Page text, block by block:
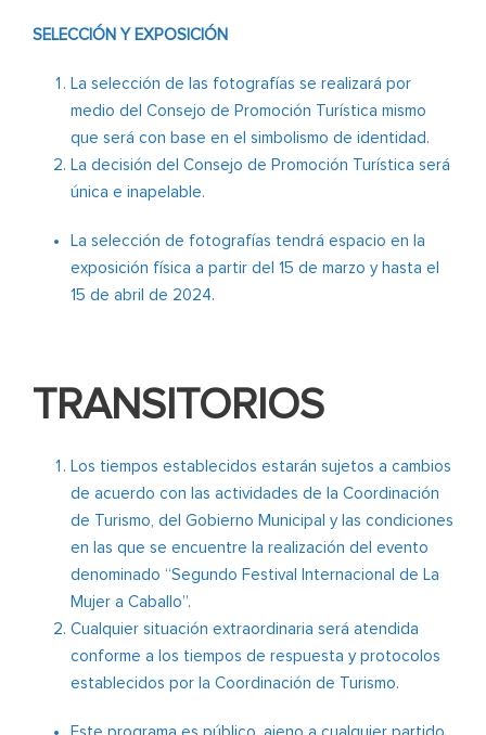
SELECCIÓN Y EXPOSICIÓN
La selección de las fotografías se realizará por
medio del Consejo de Promoción Turística mismo
que será con base en el simbolismo de identidad.
La decisión del Consejo de Promoción Turística será
única e inapelable.
La selección de fotografías tendrá espacio en la
exposición física a partir del 15 de marzo y hasta el
15 de abril de 2024.
TRANSITORIOS
Los tiempos establecidos estarán sujetos a cambios
de acuerdo con las actividades de la Coordinación
de Turismo, del Gobierno Municipal y las condiciones
en las que se encuentre la realización del evento
denominado “Segundo Festival Internacional de La
Mujer a Caballo”.
Cualquier situación extraordinaria será atendida
conforme a los tiempos de respuesta y protocolos
establecidos por la Coordinación de Turismo.